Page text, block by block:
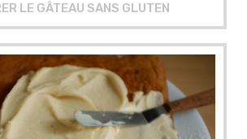
LE GÂTEAU SANS GLUTEN